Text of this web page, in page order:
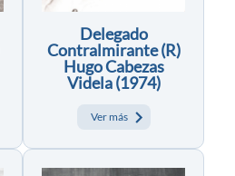
Delegado
Contralmirante (R)
Hugo Cabezas
Videla (1974)
Ver más